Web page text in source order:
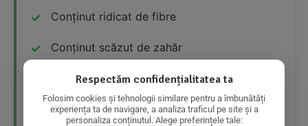
Conținut ridicat de fibre
Conținut scăzut de zahăr
Conținut ridicat de proteine
Produs bio
Respectăm confidențialitatea ta
Folosim cookies și tehnologii similare pentru a îmbunătăți
experiența ta de navigare, a analiza traficul pe site și a
personaliza conținutul. Alege preferințele tale: